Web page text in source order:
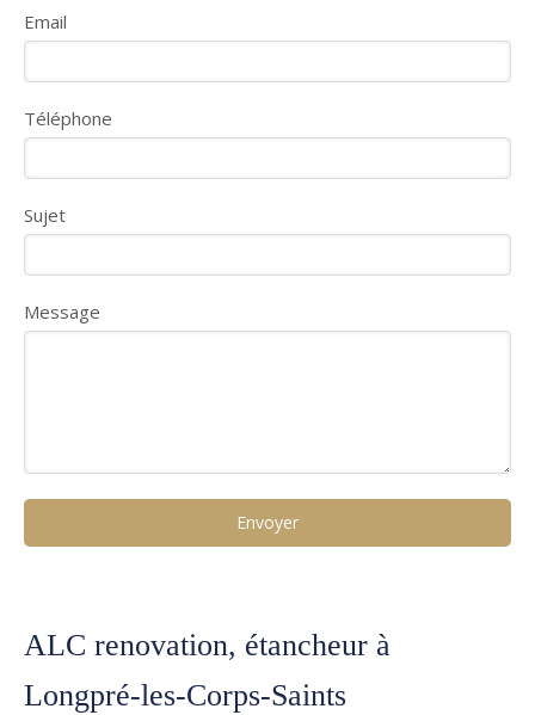
Email
Téléphone
Sujet
Message
Envoyer
ALC renovation, étancheur à
Longpré-les-Corps-Saints